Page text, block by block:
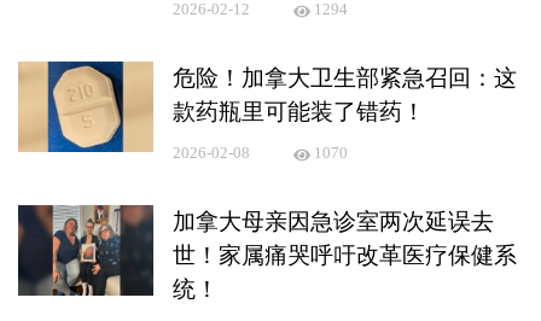
2026-02-12 1294
危险！加拿大卫生部紧急召回：这
款药瓶里可能装了错药！
2026-02-08 1070
加拿大母亲因急诊室两次延误去
世！家属痛哭呼吁改革医疗保健系
统！